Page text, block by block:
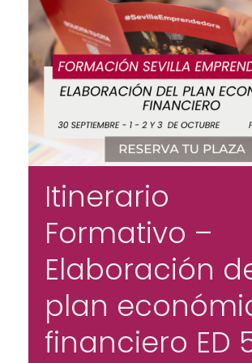
Itinerario
Formativo –
Elaboración
plan
financiero ED